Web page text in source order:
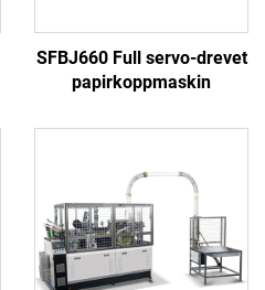
SFBJ660 Full servo-drevet
papirkoppmaskin